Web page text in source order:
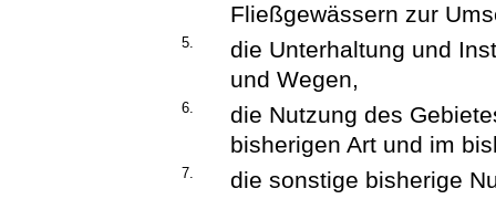
Fließgewässern zur
5.
die Unterhaltung und
und Wegen,
6.
die Nutzung des
bisherigen Art und im
7.
die sonstige bisherige